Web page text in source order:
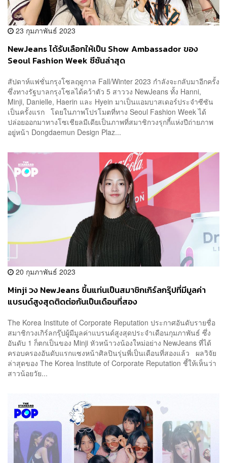
23 กุมภาพันธ์ 2023
NewJeans ได้รับเลือกให้เป็น Show Ambassador ของ
Seoul Fashion Week ซีซันล่าสุด
สัปดาห์แฟชั่นกรุงโซลฤดูกาล Fall/Winter 2023 กำลังจะกลับมาอีกครั้ง
ซึ่งทางรัฐบาลกรุงโซลได้คว้าตัว 5 สาววง NewJeans ทั้ง Hanni,
Minji, Danielle, Haerin และ Hyein มาเป็นแอมบาสเดอร์ประจำซีซัน
เป็นครั้งแรก โดยในภาพโปรโมตที่ทาง Seoul Fashion Week ได้
ปล่อยออกมาทางโซเชียลมีเดียเป็นภาพที่สมาชิกวงรุกกี้แห่งปีถ่ายภาพ
อยู่หน้า Dongdaemun Design Plaz...
20 กุมภาพันธ์ 2023
Minji วง NewJeans ขึ้นแท่นเป็นสมาชิกเกิร์ลกรุ๊ปที่มีมูลค่า
แบรนด์สูงสุดติดต่อกันเป็นเดือนที่สอง
The Korea Institute of Corporate Reputation ประกาศอันดับรายชื่อ
สมาชิกวงเกิร์ลกรุ๊ปผู้มีมูลค่าแบรนด์สูงสุดประจำเดือนกุมภาพันธ์ ซึ่ง
อันดับ 1 ก็ตกเป็นของ Minji หัวหน้าวงน้องใหม่อย่าง NewJeans ที่ได้
ครอบครองอันดับแรกแซงหน้าศิลปินรุ่นพี่เป็นเดือนที่สองแล้ว ผลวิจัย
ล่าสุดของ The Korea Institute of Corporate Reputation ชี้ให้เห็นว่า
สาวน้อยวัย...